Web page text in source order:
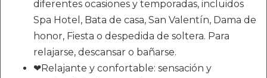
diferentes ocasiones y temporadas, incluidos
Spa Hotel, Bata de casa, San Valentín, Dama de
honor, Fiesta o despedida de soltera. Para
relajarse, descansar o bañarse.
❤Relajante y confortable: sensación y